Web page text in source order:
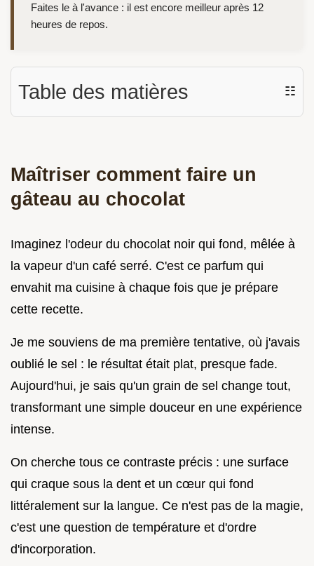
Faites le à l'avance : il est encore meilleur après 12
heures de repos.
Table des matières ☷
Maîtriser comment faire un
gâteau au chocolat
Imaginez l'odeur du chocolat noir qui fond, mêlée à
la vapeur d'un café serré. C'est ce parfum qui
envahit ma cuisine à chaque fois que je prépare
cette recette.
Je me souviens de ma première tentative, où j'avais
oublié le sel : le résultat était plat, presque fade.
Aujourd'hui, je sais qu'un grain de sel change tout,
transformant une simple douceur en une expérience
intense.
On cherche tous ce contraste précis : une surface
qui craque sous la dent et un cœur qui fond
littéralement sur la langue. Ce n'est pas de la magie,
c'est une question de température et d'ordre
d'incorporation.